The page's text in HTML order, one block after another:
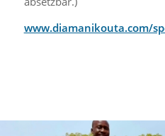
www.diamanikouta.com/